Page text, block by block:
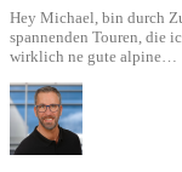
Hey Michael, bin durch
spannenden Touren, die
wirklich ne gute alpine…